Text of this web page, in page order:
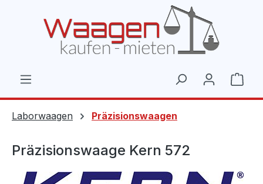
Laborwaagen Präzisionswaagen
Präzisionswaage Kern 572